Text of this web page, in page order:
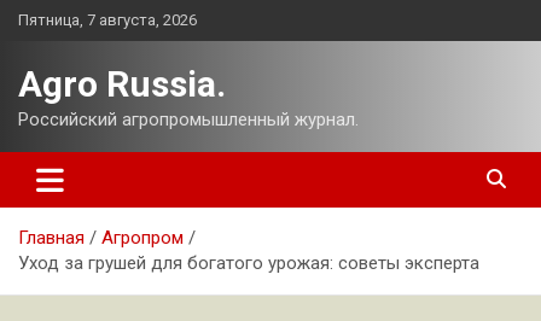
Перейти
Пятница, 7 августа, 2026
Agro Russia.
Российский агропромышленный журнал.
Главная
Агропром
Уход за грушей для богатого урожая: советы эксперта